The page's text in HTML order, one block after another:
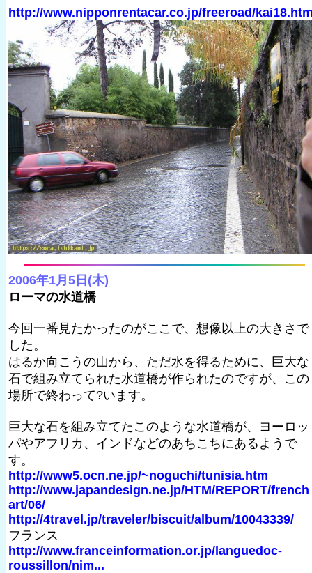
http://www.nipponrentacar.co.jp/freeroad/
2006年1月5日(木)
ローマの水道橋
今回一番見たかったのがここで、想像以上の大きさで
した。
はるか向こうの山から、ただ水を得るために、巨大な
石で組み立てられた水道橋が作られたのですが、この
場所で終わって?います。
巨大な石を組み立てたこのような水道橋が、ヨーロッ
パやアフリカ、インドなどのあちこちにあるようで
す。
http://www5.ocn.ne.jp/~noguchi/tunisia.htm
http://www.japandesign.ne.jp/HTM/REPORT/
art/06/
http://4travel.jp/traveler/biscuit/album/10043339/
フランス
http://www.franceinformation.or.jp/languedoc-
roussillon/nim...